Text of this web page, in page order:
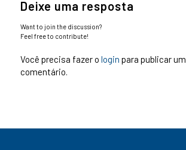
Deixe uma resposta
Want to join the discussion?
Feel free to contribute!
Você precisa fazer o login para publicar um
comentário.